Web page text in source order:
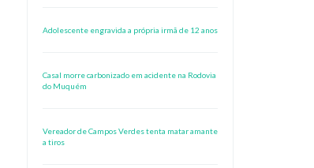
Adolescente engravida a própria irmã de 12 anos
Casal morre carbonizado em acidente na Rodovia
do Muquém
Vereador de Campos Verdes tenta matar amante
a tiros